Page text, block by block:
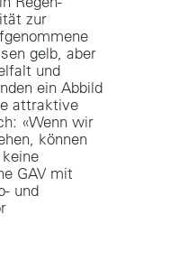
zur
gelb, aber
und
ein Abbild
attraktive
«Wenn wir
können
GAV mit
und